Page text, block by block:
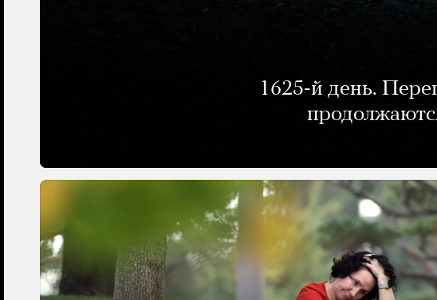
1625-й день.